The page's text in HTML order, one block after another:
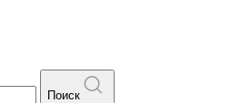
Поиск